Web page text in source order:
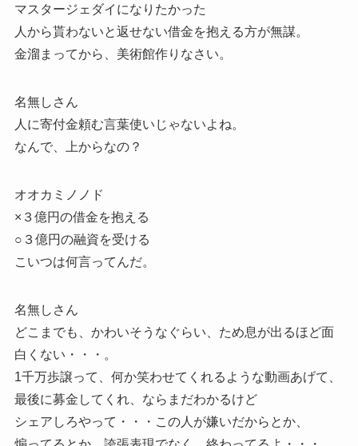
マスタージェダイになりたかった
人から貰わないと返せない借金を抱える方が無謀。
金溜まってから、美術館作りなさい。
名無しさん
人に寄付金頼む言葉使いじゃないよね。
なんで、上からなの？
オオカミノノド
×３億円の借金を抱える
○３億円の融資を受ける
こいつは何言ってんだ。
名無しさん
どこまでも、かわいそうなぐらい、ため息が出るほど面
白くない・・・。
1千万歩譲って、何か笑わせてくれるような動画あげて、
最後に募金してくれ、ならまだわかるけど
シェアしろやって・・・この人が嫌いだからとか、